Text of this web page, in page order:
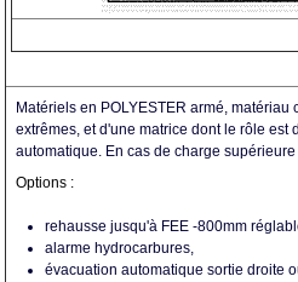
Matériels en POLYESTER armé,
extrêmes, et d'une matrice dont le rôle est
automatique. En cas de charge
Options :
rehausse jusqu'à FEE -800mm
alarme hydrocarbures,
évacuation automatique sortie droite